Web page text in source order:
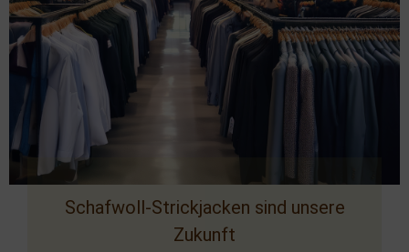
Schafwoll-Strickjacken sind unsere
Zukunft